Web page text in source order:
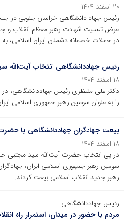
۲۰ اسفند ۱۴۰۴
رئیس جهاد دانشگاهی خراسان جنوبی در
عرض تسلیت شهادت رهبر معظم انقلاب و
در حملات خصمانه دشمنان ایران اسلامی، به
رئیس جهاددانشگاهی انتخاب
۱۸ اسفند ۱۴۰۴
دکتر علی منتظری رئیس جهاددانشگاهی،
را به عنوان سومین رهبر جمهوری اسلامی
بیعت جهادگران جهاددانشگاهی با
۱۸ اسفند ۱۴۰۴
در پی انتخاب حضرت آیت‌الله سید مجتبی
سومین رهبر جمهوری اسلامی ایران،
رهبر جدید انقلاب اسلامی بیعت کردند.
رئیس جهاددانشگاهی:
مردم با حضور در میدان، استمرار راه